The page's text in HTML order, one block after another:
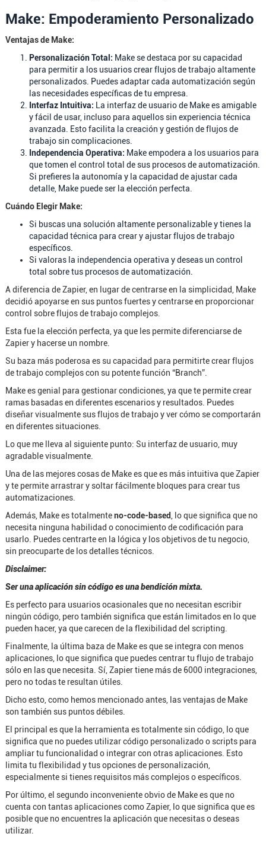
Make: Empoderamiento Personalizado
Ventajas de Make:
Personalización Total: Make se destaca por su capacidad
para permitir a los usuarios crear flujos de trabajo altamente
personalizados. Puedes adaptar cada automatización según
las necesidades específicas de tu empresa.
Interfaz Intuitiva: La interfaz de usuario de Make es amigable
y fácil de usar, incluso para aquellos sin experiencia técnica
avanzada. Esto facilita la creación y gestión de flujos de
trabajo sin complicaciones.
Independencia Operativa: Make empodera a los usuarios para
que tomen el control total de sus procesos de automatización.
Si prefieres la autonomía y la capacidad de ajustar cada
detalle, Make puede ser la elección perfecta.
Cuándo Elegir Make:
Si buscas una solución altamente personalizable y tienes la
capacidad técnica para crear y ajustar flujos de trabajo
específicos.
Si valoras la independencia operativa y deseas un control
total sobre tus procesos de automatización.
A diferencia de Zapier, en lugar de centrarse en la simplicidad, Make
decidió apoyarse en sus puntos fuertes y centrarse en proporcionar
control sobre flujos de trabajo complejos.
Esta fue la elección perfecta, ya que les permite diferenciarse de
Zapier y hacerse un nombre.
Su baza más poderosa es su capacidad para permitirte crear flujos
de trabajo complejos con su potente función “Branch”.
Make es genial para gestionar condiciones, ya que te permite crear
ramas basadas en diferentes escenarios y resultados. Puedes
diseñar visualmente sus flujos de trabajo y ver cómo se comportarán
en diferentes situaciones.
Lo que me lleva al siguiente punto: Su interfaz de usuario, muy
agradable visualmente.
Una de las mejores cosas de Make es que es más intuitiva que Zapier
y te permite arrastrar y soltar fácilmente bloques para crear tus
automatizaciones.
Además, Make es totalmenteno-code-based, lo que significa que no
necesita ninguna habilidad o conocimiento de codificación para
usarlo. Puedes centrarte en la lógica y los objetivos de tu negocio,
sin preocuparte de los detalles técnicos.
Disclaimer:
Ser una aplicación sin código es una bendición mixta.
Es perfecto para usuarios ocasionales que no necesitan escribir
ningún código, pero también significa que están limitados en lo que
pueden hacer, ya que carecen de la flexibilidad del scripting.
Finalmente, la última baza de Make es que se integra con menos
aplicaciones, lo que significa que puedes centrar tu flujo de trabajo
sólo en las que necesita. Sí, Zapier tiene más de 6000 integraciones,
pero no todas te resultan útiles.
Dicho esto, como hemos mencionado antes, las ventajas de Make
son también sus puntos débiles.
El principal es que la herramienta es totalmente sin código, lo que
significa que no puedes utilizar código personalizado o scripts para
ampliar tu funcionalidad o integrar con otras aplicaciones. Esto
limita tu flexibilidad y tus opciones de personalización,
especialmente si tienes requisitos más complejos o específicos.
Por último, el segundo inconveniente obvio de Make es que no
cuenta con tantas aplicaciones como Zapier, lo que significa que es
posible que no encuentres la aplicación que necesitas o deseas
utilizar.